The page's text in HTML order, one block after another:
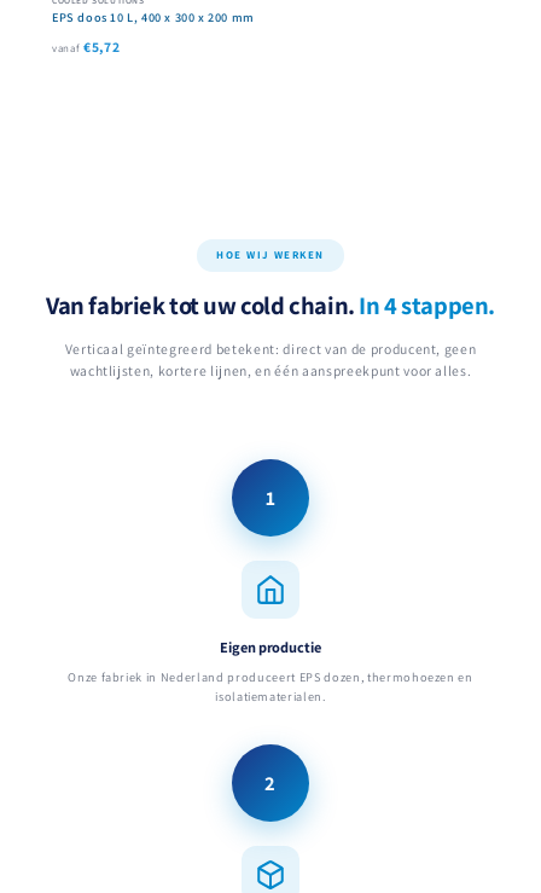
EPS doos 10 L, 400 x 300 x 200 mm
vanaf €5,72
HOE WIJ WERKEN
Van fabriek tot uw cold chain.In 4 stappen.
Verticaal geïntegreerd betekent: direct van de producent, geen
wachtlijsten, kortere lijnen, en één aanspreekpunt voor alles.
1
Eigen productie
Onze fabriek in Nederland produceert EPS dozen, thermohoezen en
isolatiematerialen.
2